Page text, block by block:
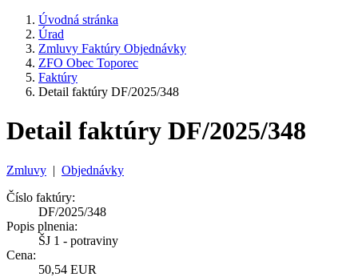
Úvodná stránka
Úrad
Zmluvy Faktúry Objednávky
ZFO Obec Toporec
Faktúry
Detail faktúry DF/2025/348
Detail faktúry DF/2025/348
Zmluvy | Objednávky
Číslo faktúry:
DF/2025/348
Popis plnenia:
ŠJ 1 - potraviny
Cena:
50,54 EUR